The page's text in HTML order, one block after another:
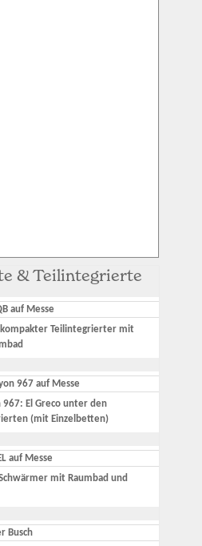
& Teilintegrierte
kompakter Teilintegrierter mit
El Greco unter den
(mit Einzelbetten)
mit Raumbad und